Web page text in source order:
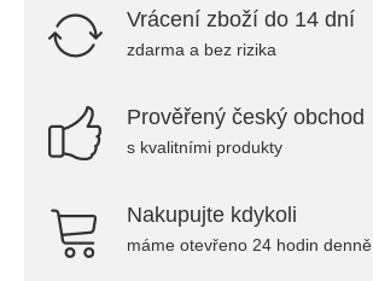
Vrácení zboží do 14 dní
zdarma a bez rizika
Prověřený český obchod
s kvalitními produkty
Nakupujte kdykoli
máme otevřeno 24 hodin denně